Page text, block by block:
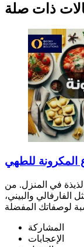
ذات صلة
المكرونة للطهي
في المنزل. من
الفارفالي والبيني،
المشاركة
الإعجابات